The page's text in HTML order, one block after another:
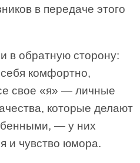
в передаче этого
в обратную сторону:
комфортно,
свое «я» — личные
которые делают
— у них
и чувство юмора.